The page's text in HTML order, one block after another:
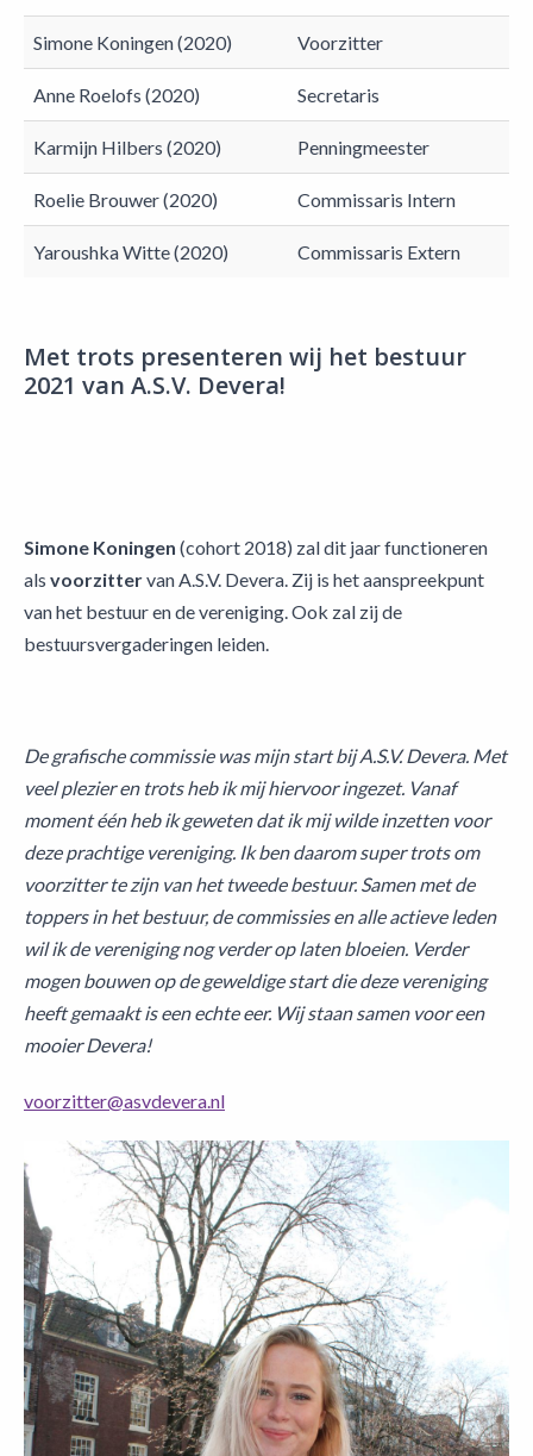
Simone Koningen (2020) Voorzitter
Anne Roelofs (2020) Secretaris
Karmijn Hilbers (2020) Penningmeester
Roelie Brouwer (2020) Commissaris Intern
Yaroushka Witte (2020) Commissaris Extern
Met trots presenteren wij het bestuur
2021 van A.S.V. Devera!
Simone Koningen (cohort 2018) zal dit jaar functioneren
als voorzittervan A.S.V. Devera. Zij is het aanspreekpunt
van het bestuur en de vereniging. Ook zal zij de
bestuursvergaderingen leiden.
De grafische commissie was mijn start bij A.S.V. Devera. Met
veel plezier en trots heb ik mij hiervoor ingezet. Vanaf
moment één heb ik geweten dat ik mij wilde inzetten voor
deze prachtige vereniging. Ik ben daarom super trots om
voorzitter te zijn van het tweede bestuur. Samen met de
toppers in het bestuur, de commissies en alle actieve leden
wil ik de vereniging nog verder op laten bloeien. Verder
mogen bouwen op de geweldige start die deze vereniging
heeft gemaakt is een echte eer. Wij staan samen voor een
mooier Devera!
voorzitter@asvdevera.nl